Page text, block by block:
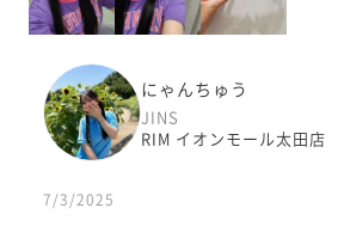
にゃんちゅう
JINS
RIM イオンモール太田店
7/3/2025